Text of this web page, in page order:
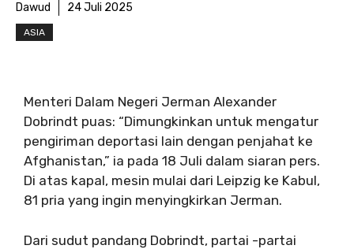
Dawud 24 Juli 2025
ASIA
Menteri Dalam Negeri Jerman Alexander
Dobrindt puas: “Dimungkinkan untuk mengatur
pengiriman deportasi lain dengan penjahat ke
Afghanistan,” ia pada 18 Juli dalam siaran pers.
Di atas kapal, mesin mulai dari Leipzig ke Kabul,
81 pria yang ingin menyingkirkan Jerman.
Dari sudut pandang Dobrindt, partai -partai